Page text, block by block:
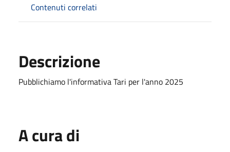
Contenuti correlati
Descrizione
Pubblichiamo l'informativa Tari per l'anno 2025
A cura di